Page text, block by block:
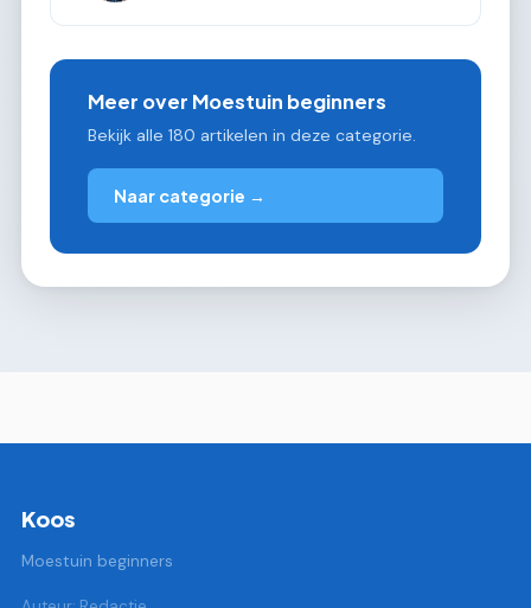
Meer over Moestuin beginners
Bekijk alle 180 artikelen in deze categorie.
Naar categorie →
Koos
Moestuin beginners